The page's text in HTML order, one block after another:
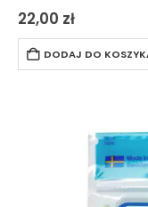
Dzięki specjalnej
trudno dostępnych
ustnej na wysokim…
22,00 zł
DODAJ DO